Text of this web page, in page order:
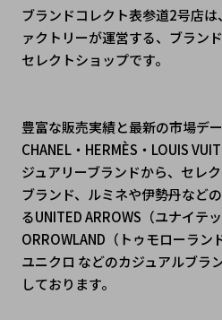
ブランドコレクト表参道2号店
ァクトリーが運営する、ブラン
セレクトショップです。
豊富な販売実績と最新の市場デー
CHANEL・HERMÈS・LOUIS
ジュアリーブランドから、セレ
ブランド、ルミネや伊勢丹など
るUNITED ARROWS（ユナイテ
ORROWLAND（トゥモローラン
ユニクロ などのカジュアルブラ
しております。